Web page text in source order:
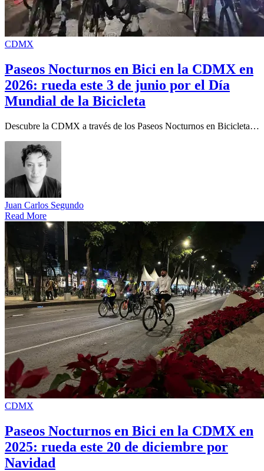
CDMX
Paseos Nocturnos en Bici en la CDMX en
2026: rueda este 3 de junio por el Día
Mundial de la Bicicleta
Descubre la CDMX a través de los Paseos Nocturnos en Bicicleta…
Juan Carlos Segundo
Read More
CDMX
Paseos Nocturnos en Bici en la CDMX en
2025: rueda este 20 de diciembre por
Navidad